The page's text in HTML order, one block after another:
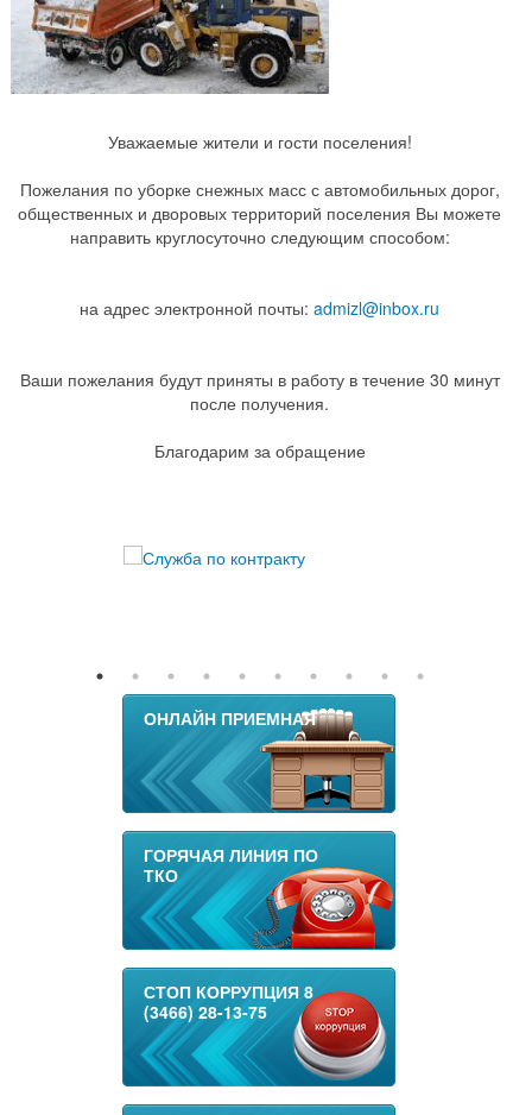
Уважаемые жители и гости поселения!
Пожелания по уборке снежных масс с автомобильных дорог,
общественных и дворовых территорий поселения Вы можете
направить круглосуточно следующим способом:
на адрес электронной почты: admizl@inbox.ru
Ваши пожелания будут приняты в работу в течение 30 минут
после получения.
Благодарим за обращение
ОНЛАЙН ПРИЕМНАЯ
ГОРЯЧАЯ ЛИНИЯ ПО
ТКО
СТОП КОРРУПЦИЯ 8
(3466) 28-13-75